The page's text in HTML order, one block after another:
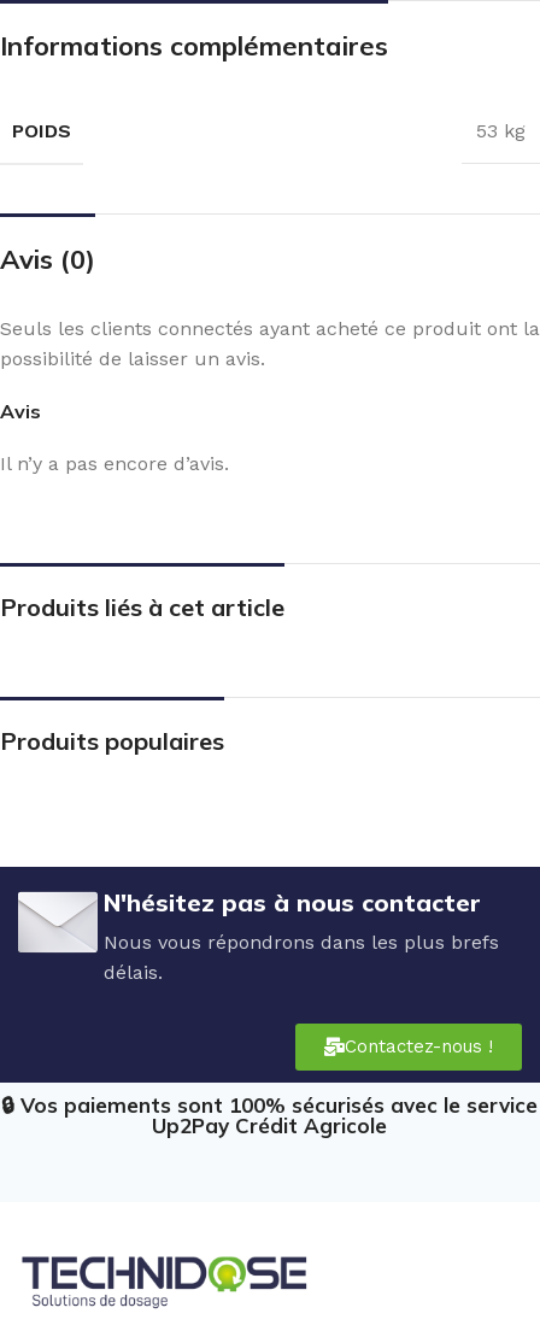
Informations complémentaires
POIDS 53 kg
Avis (0)
Avis
Il n’y a pas encore d’avis.
Seuls les clients connectés ayant acheté ce produit ont la
possibilité de laisser un avis.
Produits liés à cet article
Produits populaires
N'hésitez pas à nous contacter
Nous vous répondrons dans les plus brefs
délais.
Contactez-nous !
🔒 Vos paiements sont 100% sécurisés avec le service
Up2Pay Crédit Agricole